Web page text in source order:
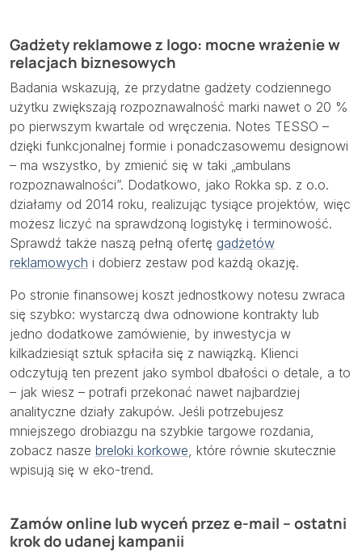
Gadżety reklamowe z logo: mocne wrażenie w
relacjach biznesowych
Badania wskazują, że przydatne gadżety codziennego
użytku zwiększają rozpoznawalność marki nawet o 20 %
po pierwszym kwartale od wręczenia. Notes TESSO –
dzięki funkcjonalnej formie i ponadczasowemu designowi
– ma wszystko, by zmienić się w taki „ambulans
rozpoznawalności”. Dodatkowo, jako Rokka sp. z o.o.
działamy od 2014 roku, realizując tysiące projektów, więc
możesz liczyć na sprawdzoną logistykę i terminowość.
Sprawdź także naszą pełną ofertę gadżetów
reklamowych i dobierz zestaw pod każdą okazję.
Po stronie finansowej koszt jednostkowy notesu zwraca
się szybko: wystarczą dwa odnowione kontrakty lub
jedno dodatkowe zamówienie, by inwestycja w
kilkadziesiąt sztuk spłaciła się z nawiązką. Klienci
odczytują ten prezent jako symbol dbałości o detale, a to
– jak wiesz – potrafi przekonać nawet najbardziej
analityczne działy zakupów. Jeśli potrzebujesz
mniejszego drobiazgu na szybkie targowe rozdania,
zobacz nasze breloki korkowe , które równie skutecznie
wpisują się w eko-trend.
Zamów online lub wyceń przez e-mail – ostatni
krok do udanej kampanii